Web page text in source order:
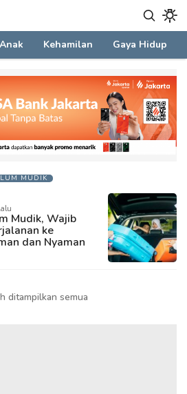
Mami Milenial
Kehamilan Gaya Hidup
MUDIK
Mudik, Wajib
ke
dan Nyaman
ditampilkan semua